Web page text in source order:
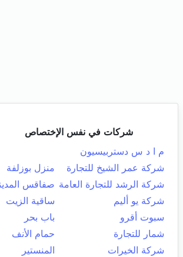
شركات في نفس الإختصاص
م ا د س دستربيسيون
شركة عمر الشيخ للتجارة
منزل بوزلفة
شركة الرشد للتجارة العامة صفاقس
شركة يو أليم
ساقية الزيت
سبوت أقرو
باب بحر
شمار للتجارة
حمام الأنف
شركة الخيرات
المنستير